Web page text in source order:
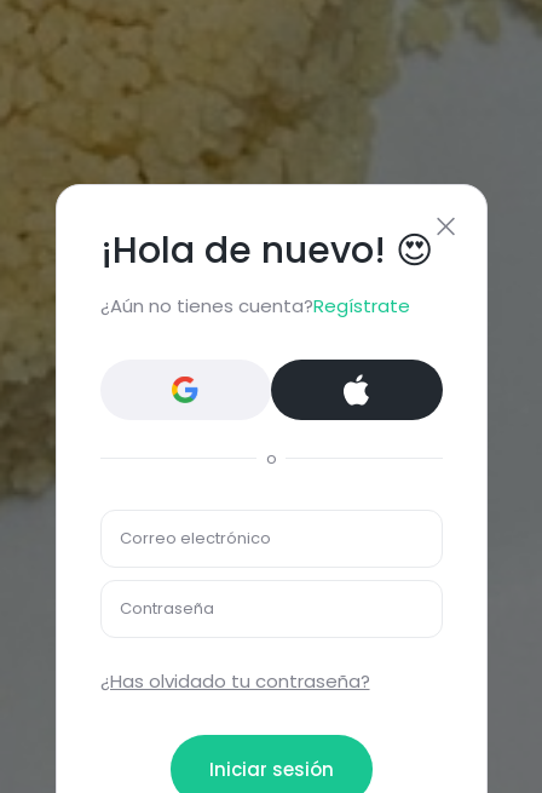
¡Hola de nuevo! 😍
¿Aún no tienes cuenta?Regístrate
o
Correo electrónico
Contraseña
¿Has olvidado tu contraseña?
Iniciar sesión